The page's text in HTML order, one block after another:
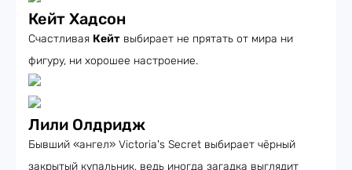
Кейт Хадсон
Счастливая Кейт выбирает не прятать от мира ни
фигуру, ни хорошее настроение.
Лили Олдридж
Бывший «ангел» Victoria's Secret выбирает чёрный
закрытый купальник, ведь иногда загадка выглядит